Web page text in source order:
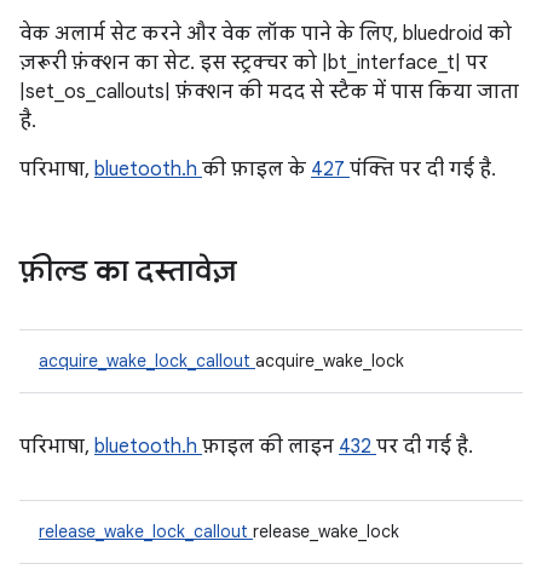
वेक अलार्म सेट करने और वेक लॉक पाने के लिए, bluedroid को
ज़रूरी फ़ंक्शन का सेट. इस स्ट्रक्चर को |bt_interface_t| पर
|set_os_callouts| फ़ंक्शन की मदद से स्टैक में पास किया जाता
है.
परिभाषा, bluetooth.h की फ़ाइल के 427 पंक्ति पर दी गई है.
फ़ील्ड का दस्तावेज़
acquire_wake_lock_callout acquire_wake_lock
परिभाषा, bluetooth.h फ़ाइल की लाइन 432 पर दी गई है.
release_wake_lock_callout release_wake_lock